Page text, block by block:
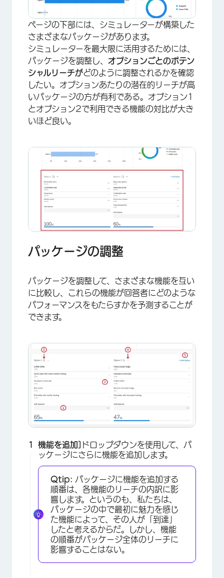
×
×
ページの下部には、シミュレーターが構築した
さまざまなパッケージがあります。
シミュレーターを最大限に活用するためには、
パッケージを調整し、 オプションごとのポテン
シャルリーチがどのように調整されるかを確認
したい。オプションあたりの潜在的リーチが高
いパッケージの方が有利である。オプション1
とオプション2で利用できる機能の対比が大き
いほど良い。
パッケージの調整
パッケージを調整して、さまざまな機能を互い
に比較し、これらの機能が回答者にどのような
パフォーマンスをもたらすかを予測することが
できます。
機能を追加]
ドロップダウンを使用して、パ
ッケージにさらに機能を追加します。
Qtip: パッケージに機能を追加する
順番は、各機能のリーチの内訳に影
響します。というのも、私たちは、
パッケージの中で最初に魅力を感じ
た機能によって、その人が「到達」
したと考えるからだ。しかし、機能
の順番がパッケージ全体のリーチに
影響することはない。